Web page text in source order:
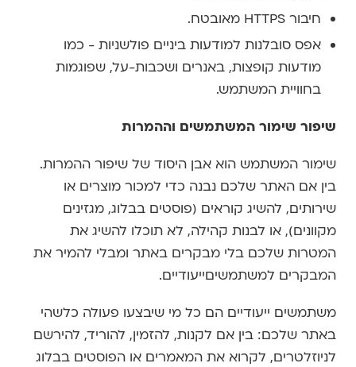
חיבור HTTPS מאובטח.
אפס סובלנות למודעות ביניים פולשניות - כמו
מודעות קופצות, באנרים ושכבות-על, שפוגמות
בחוויית המשתמש.
שיפור שימור המשתמשים וההמרות
שימור המשתמש הוא אבן היסוד של שיפור ההמרות.
בין אם האתר שלכם נבנה כדי למכור מוצרים או
שירותים, להשיג קוראים (פוסטים בבלוג, מגזינים
מקוונים), או לבנות קהילה, לא תוכלו להשיג את
המטרות שלכם בלי מבקרים באתר ומבלי להמיר את
המבקרים למשתמשיםייעודיים.
משתמשים ייעודיים הם כל מי שיבצעו פעולה כלשהי
באתר שלכם: בין אם לקנות, להזמין, להוריד, להירשם
לניוזלטרים, לקרוא את המאמרים או הפוסטים בבלוג